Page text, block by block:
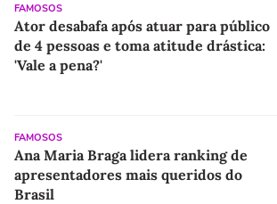
FAMOSOS
Ator desabafa após atuar para público
de 4 pessoas e toma atitude drástica:
'Vale a pena?'
FAMOSOS
Ana Maria Braga lidera ranking de
apresentadores mais queridos do
Brasil